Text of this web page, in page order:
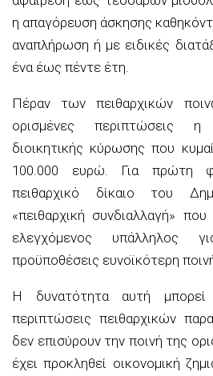
η απαγόρευση άσκησης
αναπλήρωση ή με ειδικές
ένα έως πέντε έτη.
Πέραν των πειθαρχικών
ορισμένες περιπτώσεις η
διοικητικής κύρωσης που
100.000 ευρώ. Για πρώτη
πειθαρχικό δίκαιο του
«πειθαρχική συνδιαλλαγή»
ελεγχόμενος υπάλληλος
προϋποθέσεις ευνοϊκότερη
Η δυνατότητα αυτή μπορεί
περιπτώσεις πειθαρχικών
δεν επισύρουν την ποινή της
έχει προκληθεί οικονομική